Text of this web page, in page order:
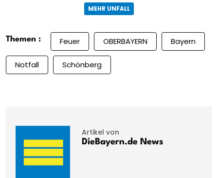
MEHR UNFALL
Themen : Feuer OBERBAYERN Bayern
Notfall Schönberg
Artikel von
DieBayern.de News